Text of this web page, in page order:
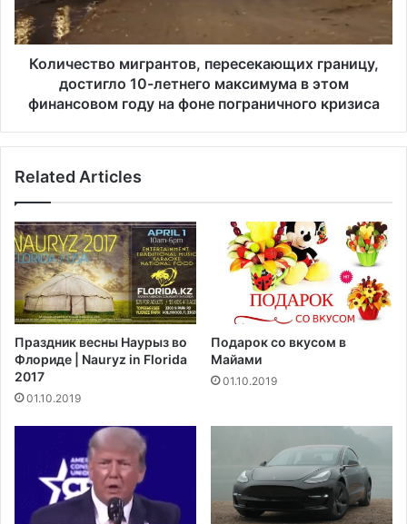
о
л
р
R
a
l
C
a
r
i
b
b
e
a
т
в
н
в
,
п
е
р
е
с
е
к
а
ю
Количество мигрантов, пересекающих границу,
достигло 10-летнего максимума в этом
финансовом году на фоне пограничного кризиса
Related Articles
Праздник весны Наурыз во
Флориде | Nauryz in Florida
2017
01.10.2019
Подарок со вкусом в
Майами
01.10.2019